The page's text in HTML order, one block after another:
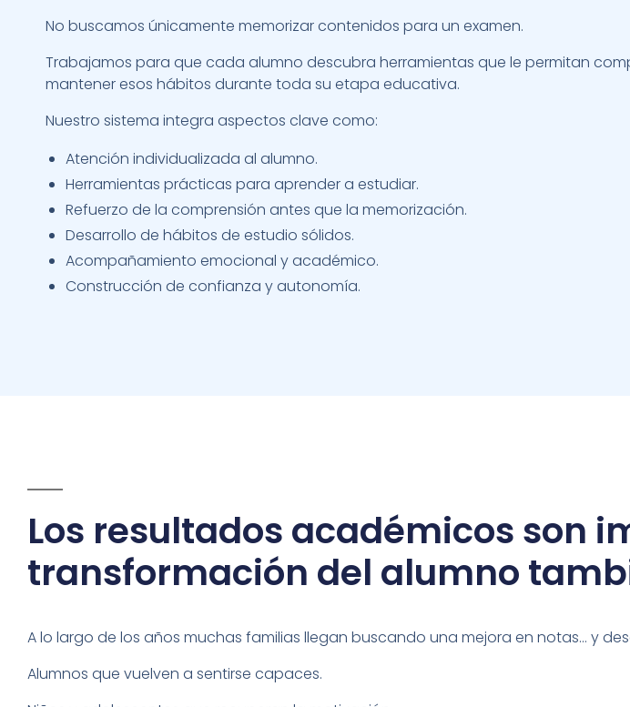
No buscamos únicamente memorizar contenidos para un examen.
Trabajamos para que cada alumno descubra herramientas que le permitan
mantener esos hábitos durante toda su etapa educativa.
Nuestro sistema integra aspectos clave como:
Atención individualizada al alumno.
Herramientas prácticas para aprender a estudiar.
Refuerzo de la comprensión antes que la memorización.
Desarrollo de hábitos de estudio sólidos.
Acompañamiento emocional y académico.
Construcción de confianza y autonomía.
Los resultados académicos son
transformación del alumno
A lo largo de los años muchas familias llegan buscando una mejora en notas… y
Alumnos que vuelven a sentirse capaces.